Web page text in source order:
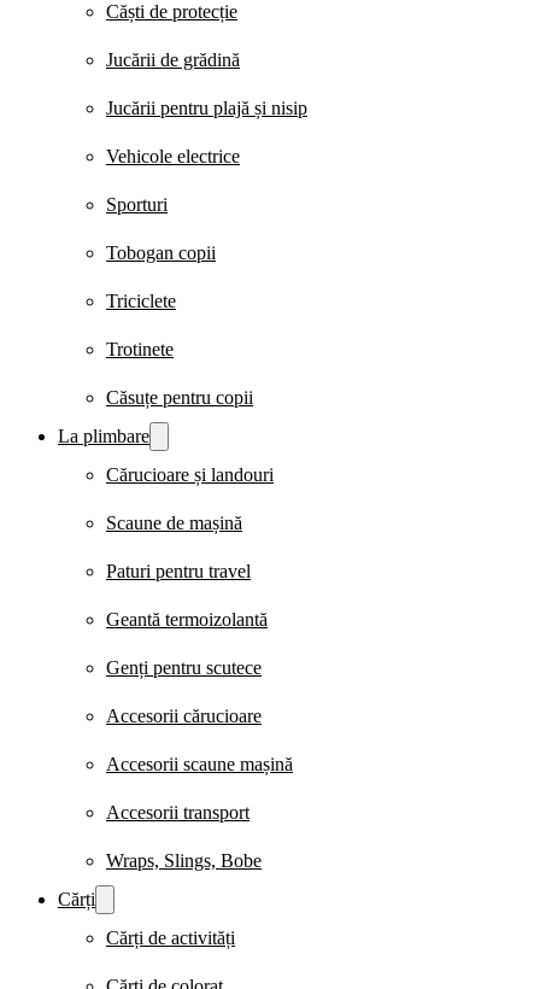
Căști de protecție
Jucării de grădină
Jucării pentru plajă și nisip
Vehicole electrice
Sporturi
Tobogan copii
Triciclete
Trotinete
Căsuțe pentru copii
La plimbare
Cărucioare și landouri
Scaune de mașină
Paturi pentru travel
Geantă termoizolantă
Genți pentru scutece
Accesorii cărucioare
Accesorii scaune mașină
Accesorii transport
Wraps, Slings, Bobe
Cărți
Cărți de activități